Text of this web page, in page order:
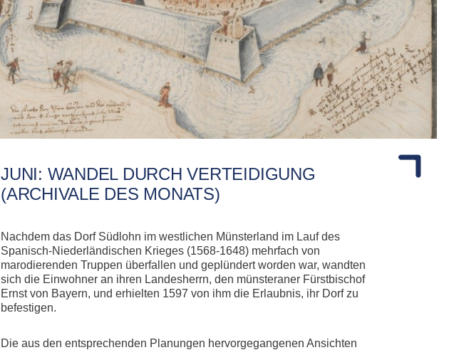
JUNI: WANDEL DURCH VERTEIDIGUNG
(ARCHIVALE DES MONATS)
Nachdem das Dorf Südlohn im westlichen Münsterland im Lauf des
Spanisch-Niederländischen Krieges (1568-1648) mehrfach von
marodierenden Truppen überfallen und geplündert worden war, wandten
sich die Einwohner an ihren Landesherrn, den münsteraner Fürstbischof
Ernst von Bayern, und erhielten 1597 von ihm die Erlaubnis, ihr Dorf zu
befestigen.
Die aus den entsprechenden Planungen hervorgegangenen Ansichten